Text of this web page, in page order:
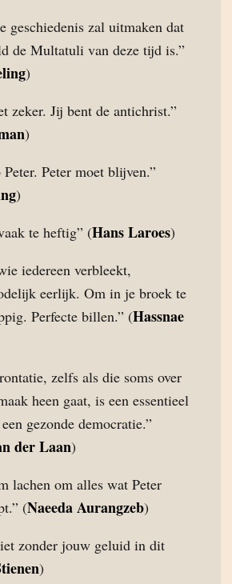
geschiedenis zal uitmaken dat
de Multatuli van deze tijd is.”
)
zeker. Jij bent de antichrist.”
)
Peter moet blijven.”
)
te heftig” (Hans Laroes)
iedereen verbleekt,
eerlijk. Om in je broek te
Perfecte billen.” (Hassnae
zelfs als die soms over
heen gaat, is een essentieel
gezonde democratie.”
der Laan)
lachen om alles wat Peter
(Naeeda Aurangzeb)
zonder jouw geluid in dit
)